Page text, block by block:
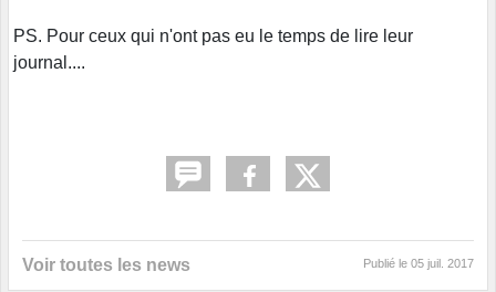
PS. Pour ceux qui n'ont pas eu le temps de lire leur
journal....
Voir toutes les news Publié le 05 juil. 2017